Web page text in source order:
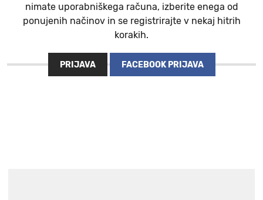
nimate uporabniškega računa, izberite enega od
ponujenih načinov in se registrirajte v nekaj hitrih
korakih.
PRIJAVA FACEBOOK PRIJAVA